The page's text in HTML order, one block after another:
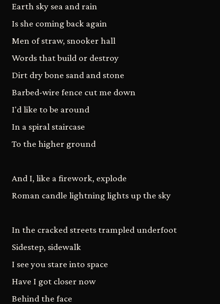
Earth sky sea and rain
Is she coming back again
Men of straw, snooker hall
Words that build or destroy
Dirt dry bone sand and stone
Barbed-wire fence cut me down
I'd like to be around
In a spiral staircase
To the higher ground
And I, like a firework, explode
Roman candle lightning lights up the sky
In the cracked streets trampled underfoot
Sidestep, sidewalk
I see you stare into space
Have I got closer now
Behind the face